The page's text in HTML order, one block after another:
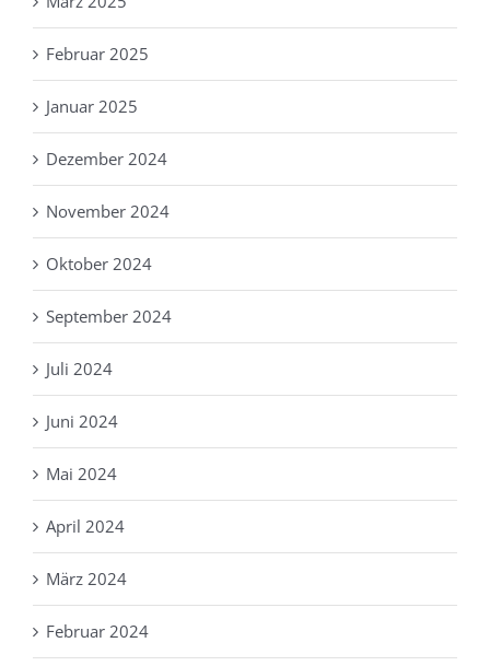
Februar 2025
Januar 2025
Dezember 2024
November 2024
Oktober 2024
September 2024
Juli 2024
Juni 2024
Mai 2024
April 2024
März 2024
Februar 2024